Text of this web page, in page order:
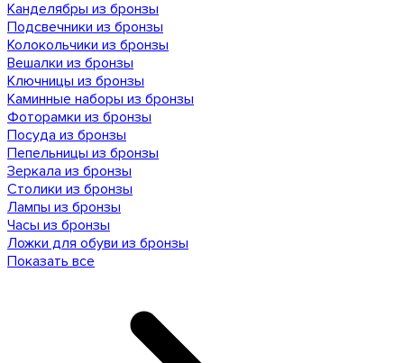
Канделябры из бронзы
Подсвечники из бронзы
Колокольчики из бронзы
Вешалки из бронзы
Ключницы из бронзы
Каминные наборы из бронзы
Фоторамки из бронзы
Посуда из бронзы
Пепельницы из бронзы
Зеркала из бронзы
Столики из бронзы
Лампы из бронзы
Часы из бронзы
Ложки для обуви из бронзы
Показать все